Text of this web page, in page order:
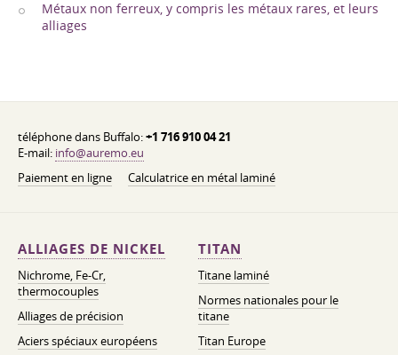
Métaux non ferreux, y compris les métaux rares, et leurs
alliages
téléphone dans Buffalo:+1 716 910 04 21
E-mail: info@auremo.eu
Paiement en ligne
Calculatrice en métal laminé
ALLIAGES DE NICKEL
Nichrome, Fe-Cr,
thermocouples
Alliages de précision
Aciers spéciaux européens
TITAN
Titane laminé
Normes nationales pour le
titane
Titan Europe